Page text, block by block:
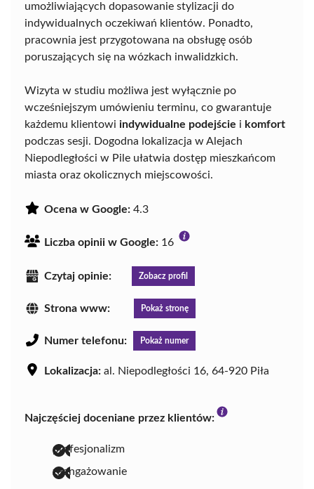
umożliwiających dopasowanie stylizacji do
indywidualnych oczekiwań klientów. Ponadto,
pracownia jest przygotowana na obsługę osób
poruszających się na wózkach inwalidzkich.
Wizyta w studiu możliwa jest wyłącznie po
wcześniejszym umówieniu terminu, co gwarantuje
każdemu klientowi indywidualne podejście i komfort
podczas sesji. Dogodna lokalizacja w Alejach
Niepodległości w Pile ułatwia dostęp mieszkańcom
miasta oraz okolicznych miejscowości.
Ocena w Google: 4.3
Liczba opinii w Google: 16
Czytaj opinie: Zobacz profil
Strona www: Pokaż stronę
Numer telefonu: Pokaż numer
Lokalizacja: al. Niepodległości 16, 64-920 Piła
Najczęściej doceniane przez klientów:
profesjonalizm
zaangażowanie